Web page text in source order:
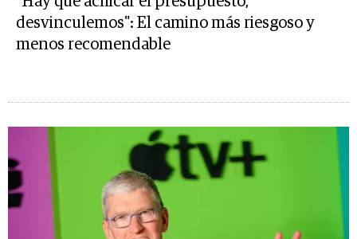
desvinculemos": El camino más riesgoso y
menos recomendable